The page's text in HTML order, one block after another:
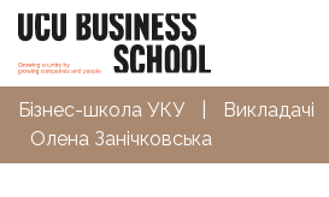
Бізнес-школа УКУ Викладачі
Олена Занічковська